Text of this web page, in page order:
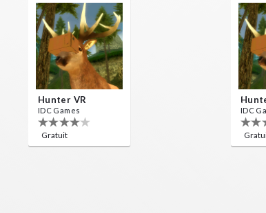
Hunter VR
IDC Games
Gratuit
IDC